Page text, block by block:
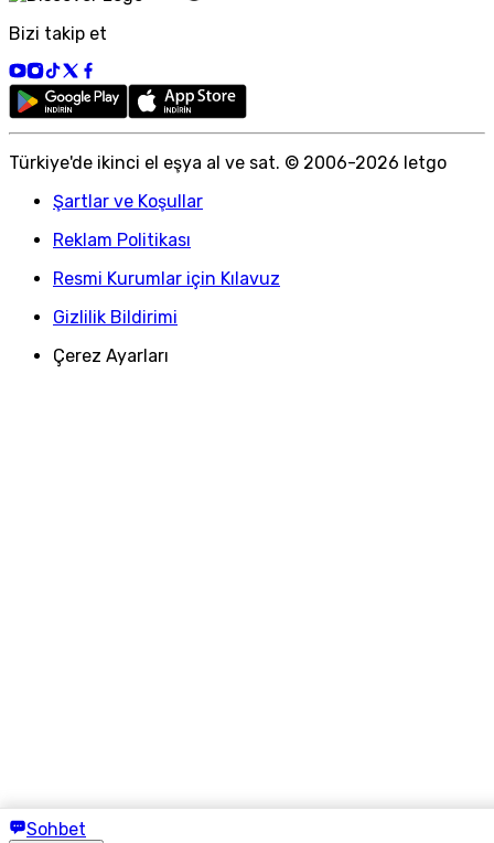
Sohbet
Bizi takip et
Türkiye'de ikinci el eşya al ve sat. © 2006-2026 letgo
Şartlar ve Koşullar
Reklam Politikası
Resmi Kurumlar için Kılavuz
Gizlilik Bildirimi
Çerez Ayarları